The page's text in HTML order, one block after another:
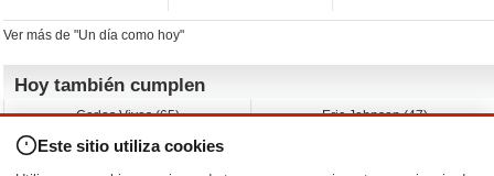
Ver más de "Un día como hoy"
Hoy también cumplen
Carlos Vives (65)
Nicholas Ray (-)
Eric Johnson (47)
Este sitio utiliza cookies